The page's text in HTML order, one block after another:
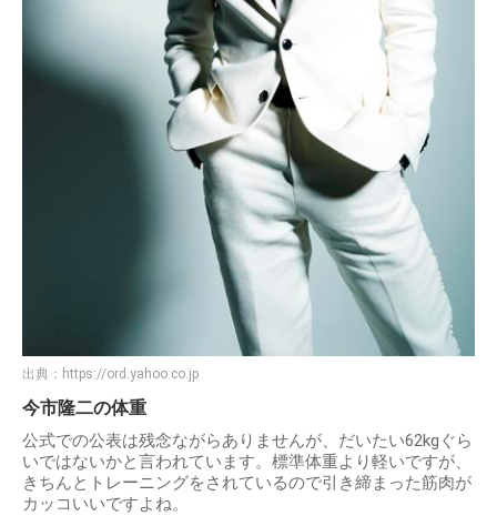
出典： https://ord.yahoo.co.jp
今市隆二の体重
公式での公表は残念ながらありませんが、だいたい62kgぐら
いではないかと言われています。標準体重より軽いですが、
きちんとトレーニングをされているので引き締まった筋肉が
カッコいいですよね。